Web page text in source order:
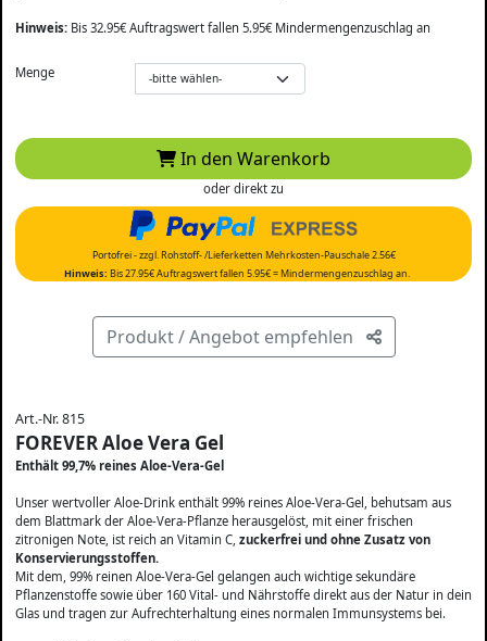
Hinweis: Bis 32.95€ Auftragswert fallen 5.95€ Mindermengenzuschlag an
Menge
In den Warenkorb
oder direkt zu
Portofrei - zzgl. Rohstoff- /Lieferketten Mehrkosten-Pauschale 2.56€
Hinweis: Bis 27.95€ Auftragswert fallen 5.95€ = Mindermengenzuschlag an.
Produkt / Angebot empfehlen
Art.-Nr. 815
FOREVER Aloe Vera Gel
Enthält 99,7% reines Aloe-Vera-Gel
Unser wertvoller Aloe-Drink enthält 99% reines Aloe-Vera-Gel, behutsam aus
dem Blattmark der Aloe-Vera-Pflanze herausgelöst, mit einer frischen
zitronigen Note, ist reich an Vitamin C, zuckerfrei und ohne Zusatz von
Konservierungsstoffen.
Mit dem, 99% reinen Aloe-Vera-Gel gelangen auch wichtige sekundäre
Pflanzenstoffe sowie über 160 Vital- und Nährstoffe direkt aus der Natur in dein
Glas und tragen zur Aufrechterhaltung eines normalen Immunsystems bei.